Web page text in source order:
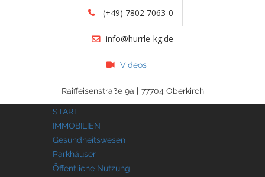
(+49) 7802 7063-0
info@hurrle-kg.de
Videos
Raiffeisenstraße 9a | 77704 Oberkirch
START
IMMOBILIEN
Gesundheitswesen
Parkhäuser
Öffentliche Nutzung